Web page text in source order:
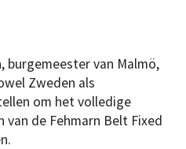
burgemeester van Malmö,
Zweden als
om het volledige
de Fehmarn Belt Fixed